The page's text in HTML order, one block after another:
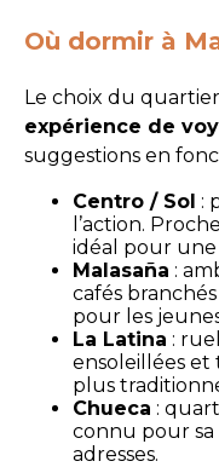
Où dormir à
Le choix du
expérience de
suggestions en
Centro / Sol :
l’action.
idéal pour une
Malasaña :
cafés
pour les
La Latina :
ensoleillées et
plus
Chueca :
connu pour sa
adresses.